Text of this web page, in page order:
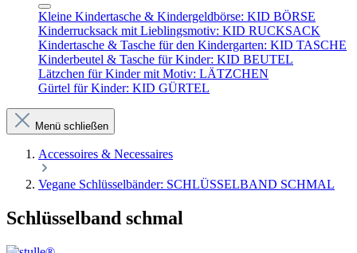
Kleine Kindertasche & Kindergeldbörse: KID BÖRSE
Kinderrucksack mit Lieblingsmotiv: KID RUCKSACK
Kindertasche & Tasche für den Kindergarten: KID TASCHE
Kinderbeutel & Tasche für Kinder: KID BEUTEL
Lätzchen für Kinder mit Motiv: LÄTZCHEN
Gürtel für Kinder: KID GÜRTEL
Menü schließen
Accessoires & Necessaires
Vegane Schlüsselbänder: SCHLÜSSELBAND SCHMAL
Schlüsselband schmal